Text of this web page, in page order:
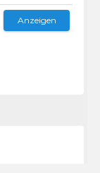
Anzeigen